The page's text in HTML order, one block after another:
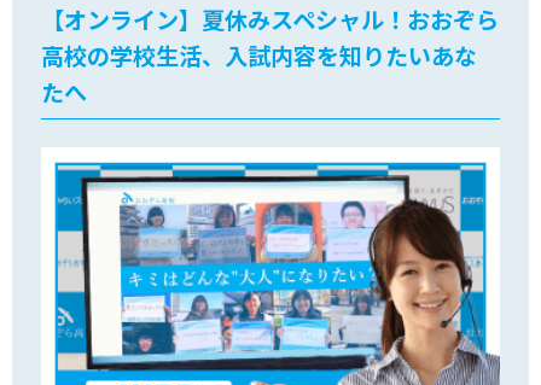
【オンライン】夏休みスペシャル！おおぞら
高校の学校生活、入試内容を知りたいあな
たへ